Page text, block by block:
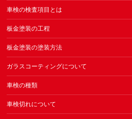
車検の検査項目とは
板金塗装の工程
板金塗装の塗装方法
ガラスコーティングについて
車検の種類
車検切れについて